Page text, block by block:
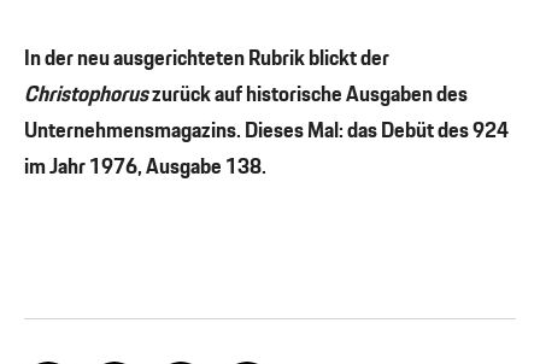
In der neu ausgerichteten Rubrik blickt der
Christophoruszurück auf historische Ausgaben des
Unternehmensmagazins. Dieses Mal: das Debüt des 924
im Jahr 1976, Ausgabe 138.